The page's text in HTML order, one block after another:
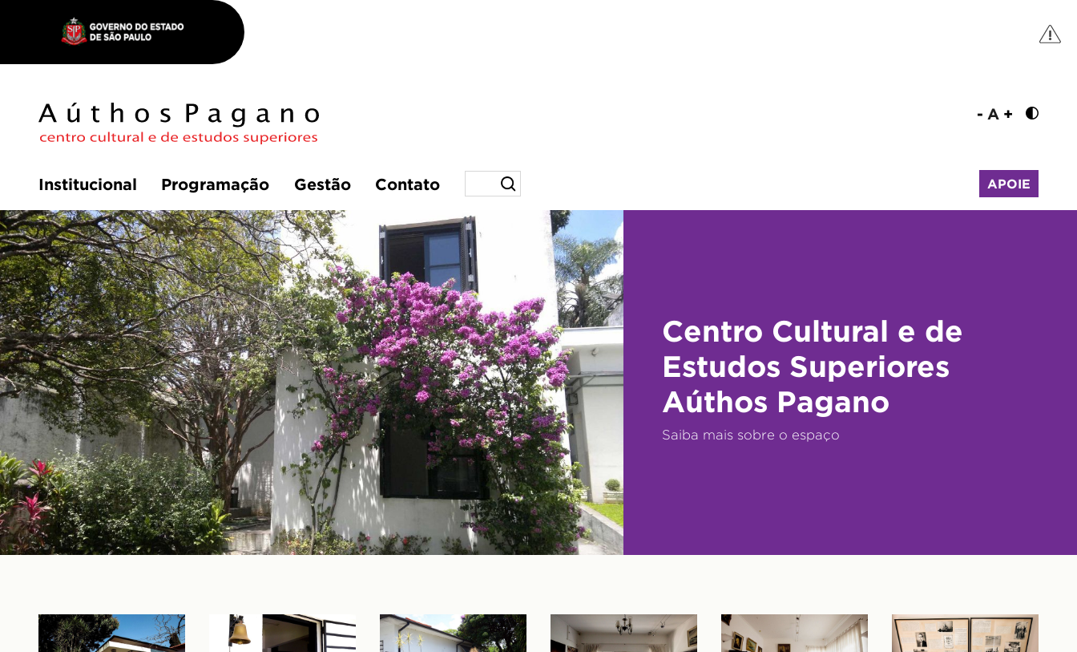
- A +
Institucional Programação Gestão Contato APOIE
Centro Cultural e de
Estudos Superiores
Aúthos Pagano
Saiba mais sobre o espaço